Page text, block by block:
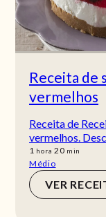
Receita de
vermelhos
Receita de
vermelhos.
1 hora
hora 20min
min
Médio
VER